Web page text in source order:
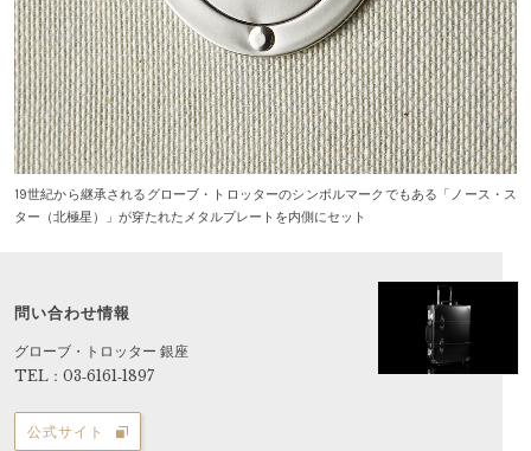
19世紀から継承されるグローブ・トロッターのシンボルマークでもある「ノース・ス
ター（北極星）」が穿たれたメタルプレートを内側にセット
問い合わせ情報
グローブ・トロッター 銀座
TEL：03‐6161‐1897
公式サイト